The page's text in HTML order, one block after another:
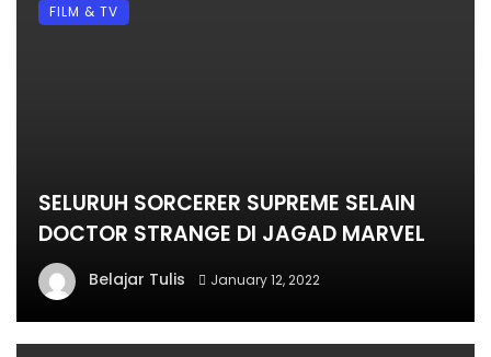
SELURUH SORCERER SUPREME SELAIN
DOCTOR STRANGE DI JAGAD MARVEL
Belajar Tulis January 12, 2022
FILM & TV